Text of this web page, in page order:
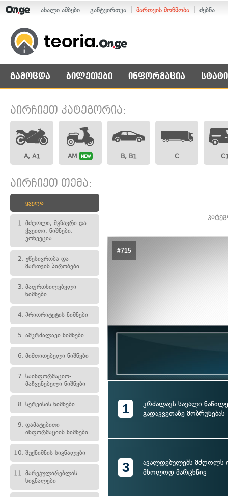
ახალი ამბები განტვირთვა მართვის მოწმობა ძებნა
გამოცდა ბილეთები ინფორმაცია
აირჩიეთ კატეგორია:
A, A1 AM NEW B, B1 C
აირჩიეთ თემა:
ყველა
1. მძღოლი, მგზავრი და
ქვეითი, ნიშნები,
კონვეცია
2. უწესივრობა და
მართვის პირობები
3. მაფრთხილებელი
ნიშნები
4. პრიორიტეტის ნიშნები
5. ამკრძალავი ნიშნები
6. მიმთითებელი ნიშნები
7. საინფორმაციო-
მაჩვენებელი ნიშნები
8. სერვისის ნიშნები
9. დამატებითი
ინფორმაციის ნიშნები
10. შუქნიშნის სიგნალები
11. მარეგულირებლის
სიგნალები
#715
1
კრძალავს სავალი
გადაკვეთაზე მობრუნებას
3
ავალდებულებს მძღოლს
მხოლოდ მარცხნივ